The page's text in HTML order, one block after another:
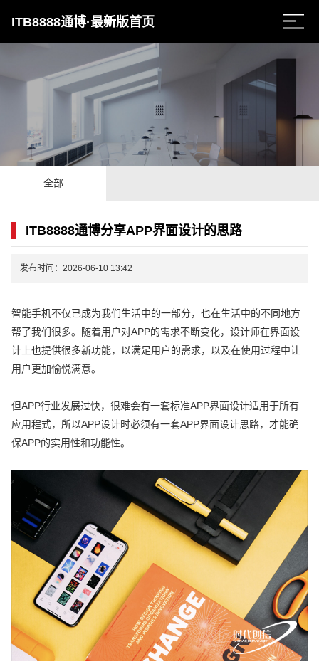
ITB8888通博·最新版首页
全部
ITB8888通博分享APP界面设计的思路
发布时间：2026-06-10 13:42
智能手机不仅已成为我们生活中的一部分，也在生活中的不同地方
帮了我们很多。随着用户对APP的需求不断变化，设计师在界面设
计上也提供很多新功能，以满足用户的需求，以及在使用过程中让
用户更加愉悦满意。
但APP行业发展过快，很难会有一套标准APP界面设计适用于所有
应用程式，所以APP设计时必须有一套APP界面设计思路，才能确
保APP的实用性和功能性。